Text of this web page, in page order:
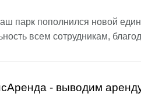
парк пополнился новой
всем сотрудникам,
- выводим